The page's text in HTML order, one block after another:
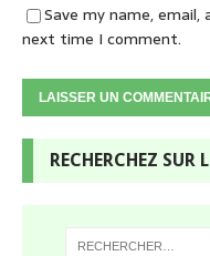
Save my name,
next time I comment.
RECHERCHEZ SUR